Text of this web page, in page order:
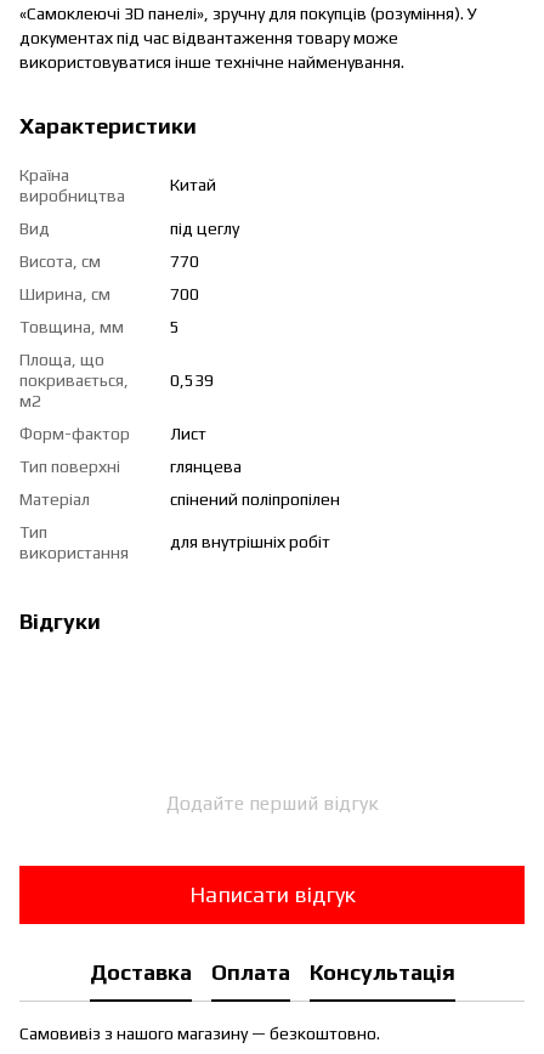
«Самоклеючі 3D панелі», зручну для покупців (розуміння). У
документах під час відвантаження товару може
використовуватися інше технічне найменування.
Характеристики
Країна
виробництва
Китай
Вид
під цеглу
Висота, см
770
Ширина, см
700
Товщина, мм
5
Площа, що
покривається,
м2
0,539
Форм-фактор
Лист
Тип поверхні
глянцева
Матеріал
спінений поліпропілен
Тип
використання
для внутрішніх робіт
Відгуки
Додайте перший відгук
Написати відгук
Доставка Оплата Консультація
Самовивіз з нашого магазину — безкоштовно.